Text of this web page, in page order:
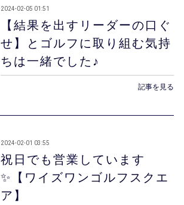
【結果を出すリーダーの口ぐ
せ】とゴルフに取り組む気持
ちは一緒でした♪
2024-02-05 01:51
記事を見る
祝日でも営業しています
✨【ワイズワンゴルフスクエ
ア】
2024-02-01 03:55